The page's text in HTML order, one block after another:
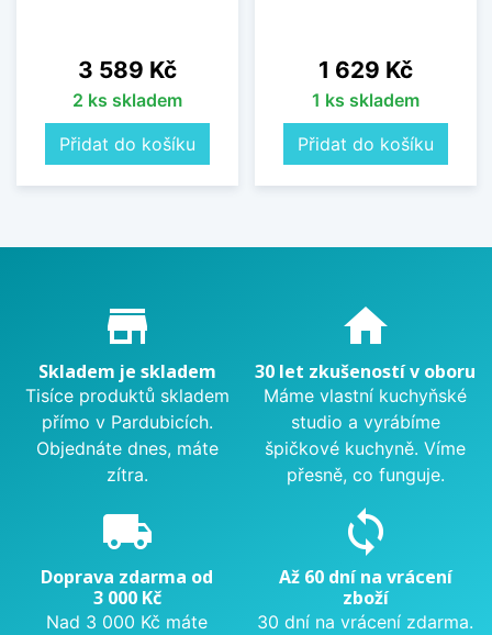
Cena
3 589 Kč
2 ks skladem
Přidat do košíku
Cena
1 629 Kč
1 ks skladem
Přidat do košíku
Proč nakupovat u nás?
store_mall_directory
Skladem je skladem
Tisíce produktů skladem
přímo v Pardubicích.
Objednáte dnes, máte
zítra.
home
30 let zkušeností v oboru
Máme vlastní kuchyňské
studio a vyrábíme
špičkové kuchyně. Víme
přesně, co funguje.
local_shipping
Doprava zdarma od
3 000 Kč
Nad 3 000 Kč máte
sync
Až 60 dní na vrácení
zboží
30 dní na vrácení zdarma.